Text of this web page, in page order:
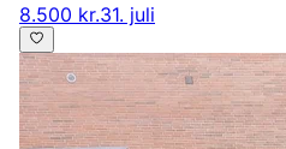
8.500 kr.31. juli